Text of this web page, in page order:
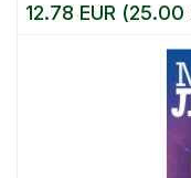
12.78 EUR (25.00